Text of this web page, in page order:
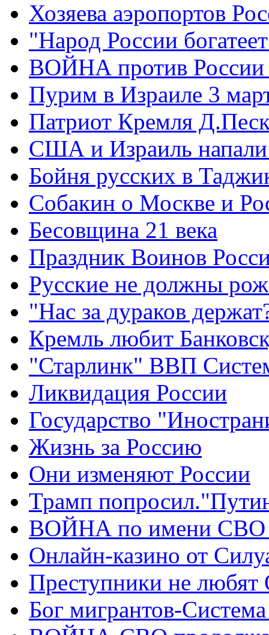
Хозяева аэропортов
"Народ России
ВОЙНА против России
Пурим в Израиле 3
Патриот Кремля
США и Израиль
Бойня русских в
Собакин о Москве и
Бесовщина 21 века
Праздник Воинов
Русские не должны
"Нас за дураков
Кремль любит
"Старлинк" ВВП
Ликвидация России
Государство
Жизнь за Россию
Они изменяют России
Трамп
ВОЙНА по имени СВО
Онлайн-казино от
Преступники не
Бог мигрантов-